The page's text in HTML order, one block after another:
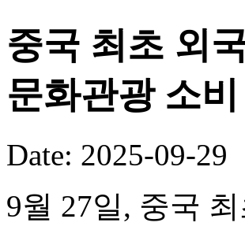
중국 최초 외
문화관광 소
Date: 2025-09-29
9월 27일, 중국